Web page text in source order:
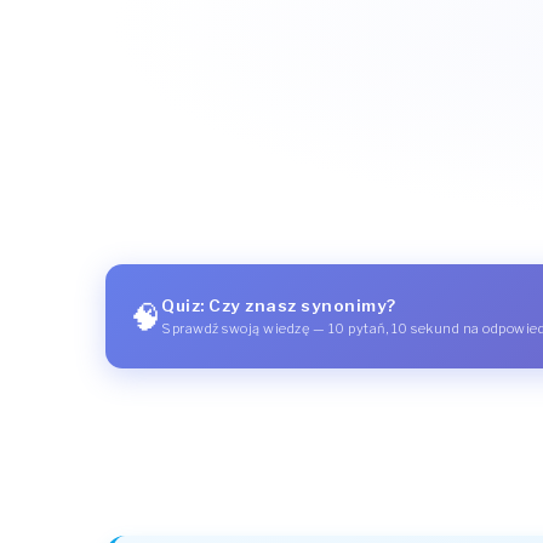
🧠 Quiz: Czy znasz synonimy?
Sprawdź swoją wiedzę — 10 pytań, 10 sekund na